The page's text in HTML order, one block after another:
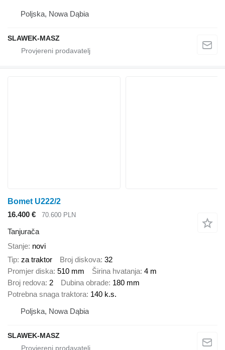
Poljska, Nowa Dąbia
SLAWEK-MASZ
Bomet U222/2
16.400 €
70.600 PLN
Tanjurača
Stanje novi
Tip za traktor Broj diskova 32
Promjer diska 510 mm Širina hvatanja 4 m
Broj redova 2 Dubina obrade 180 mm
Potrebna snaga traktora 140 k.s.
Poljska, Nowa Dąbia
SLAWEK-MASZ